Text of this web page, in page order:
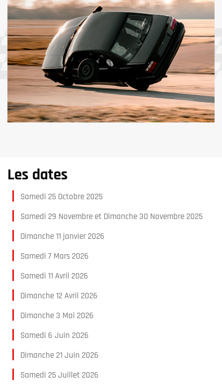
Les dates
Samedi 25 Octobre 2025
Samedi 29 Novembre et Dimanche 30 Novembre 2025
Dimanche 11 janvier 2026
Samedi 7 Mars 2026
Samedi 11 Avril 2026
Dimanche 12 Avril 2026
Dimanche 3 Mai 2026
Samedi 6 Juin 2026
Dimanche 21 Juin 2026
Samedi 25 Juillet 2026